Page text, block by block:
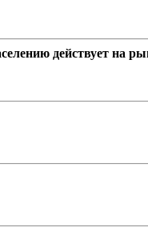
действует на